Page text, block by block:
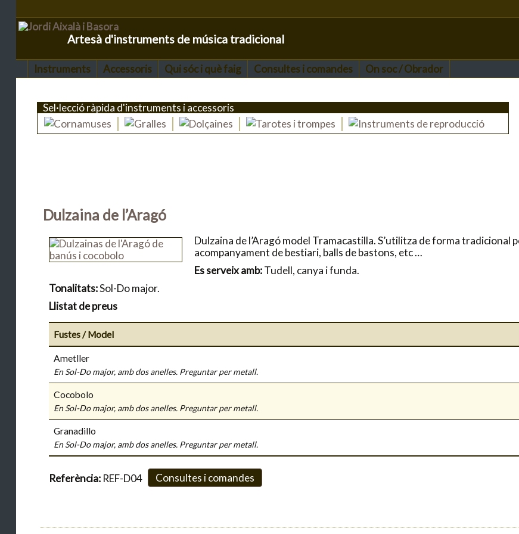
Artesà d'instruments de música tradicional
Instruments Accessoris Qui sóc i què faig Consultes i comandes On soc / Obrador
Sel·lecció ràpida d'instruments i accessoris
Dulzaina de l’Aragó
Dulzaina de l’Aragó model Tramacastilla. S’utilitza de forma tradicional
acompanyament de bestiari, balls de bastons, etc …
Es serveix amb:Tudell, canya i funda.
Tonalitats:Sol-Do major.
Llistat de preus
Fustes / Model
Ametller
En Sol-Do major, amb dos anelles. Preguntar per metall.
Cocobolo
En Sol-Do major, amb dos anelles. Preguntar per metall.
Granadillo
En Sol-Do major, amb dos anelles. Preguntar per metall.
Referència:REF-D04 Consultes i comandes